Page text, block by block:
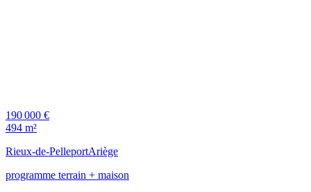
190 000 €
494 m²
Rieux-de-PelleportAriège
programme terrain + maison